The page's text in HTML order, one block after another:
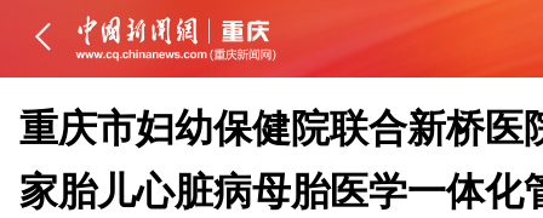
重庆市妇幼保健院联合新桥医
家胎儿心脏病母胎医学一体化